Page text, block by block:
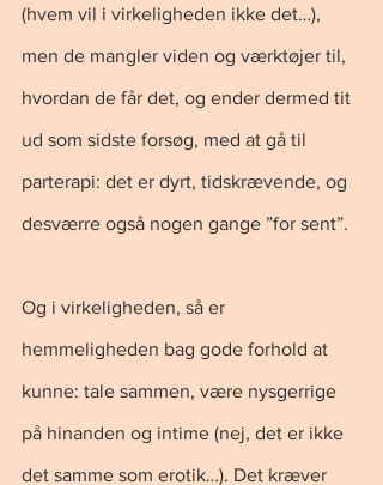
(hvem vil i virkeligheden ikke det…),
men de mangler viden og værktøjer til,
hvordan de får det, og ender dermed tit
ud som sidste forsøg, med at gå til
parterapi: det er dyrt, tidskrævende, og
desværre også nogen gange ”for sent”.
Og i virkeligheden, så er
hemmeligheden bag gode forhold at
kunne: tale sammen, være nysgerrige
på hinanden og intime (nej, det er ikke
det samme som erotik…). Det kræver